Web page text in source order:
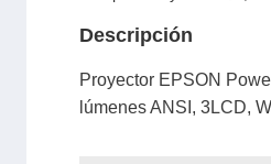
Descripción
Proyector EPSON
lúmenes ANSI, 3LCD,